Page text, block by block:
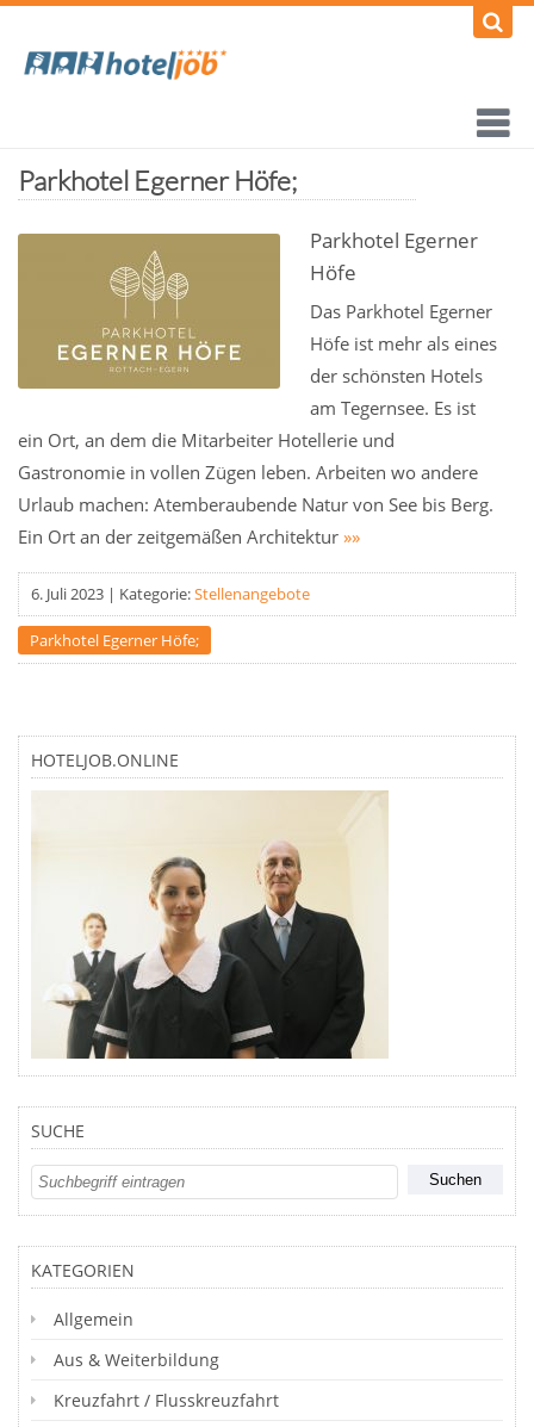
Parkhotel Egerner Höfe;
Parkhotel Egerner
Höfe
Das Parkhotel Egerner
Höfe ist mehr als eines
der schönsten Hotels
am Tegernsee. Es ist
ein Ort, an dem die Mitarbeiter Hotellerie und
Gastronomie in vollen Zügen leben. Arbeiten wo andere
Urlaub machen: Atemberaubende Natur von See bis Berg.
Ein Ort an der zeitgemäßen Architektur »»
6. Juli 2023 | Kategorie:Stellenangebote
Parkhotel Egerner Höfe;
HOTELJOB.ONLINE
SUCHE
KATEGORIEN
Allgemein
Aus & Weiterbildung
Kreuzfahrt / Flusskreuzfahrt